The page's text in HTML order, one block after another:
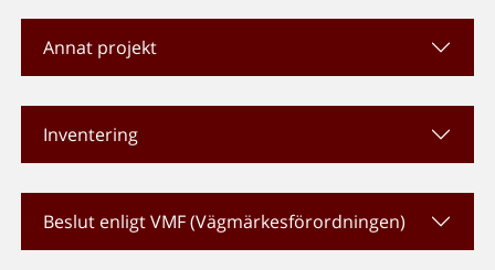
Annat projekt
Inventering
Beslut enligt VMF (Vägmärkesförordningen)